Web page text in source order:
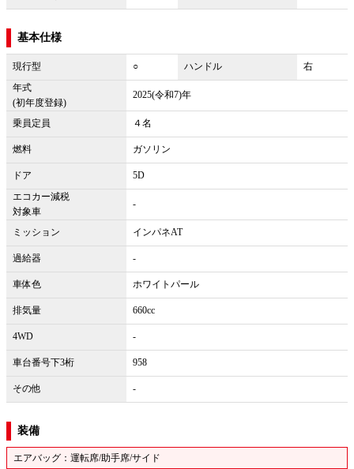
基本仕様
現行型 ○ ハンドル
右
年式
(初年度登録)
2025(令和7)年
乗員定員 ４名
燃料 ガソリン
ドア
5D
エコカー減税
対象車
-
ミッション インパネAT
過給器 -
車体色 ホワイトパール
排気量 660cc
4WD -
車台番号下3桁 958
その他 -
装備
エアバッグ：運転席/助手席/サイド